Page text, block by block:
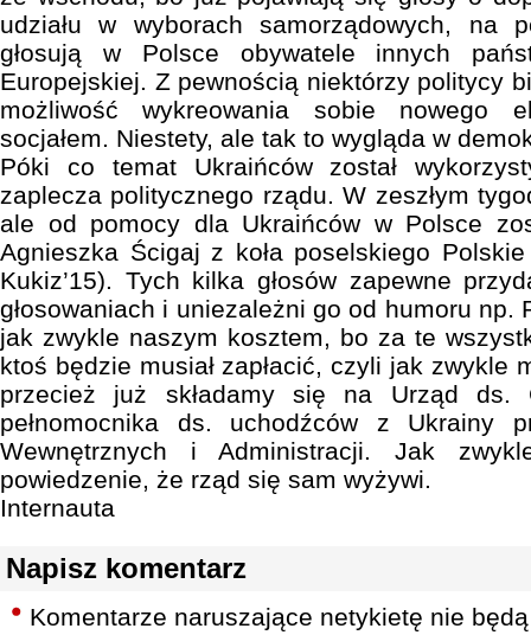
udziału w wyborach samorządowych, na
głosują w Polsce obywatele innych
Europejskiej. Z pewnością niektórzy politycy
możliwość wykreowania sobie nowego
socjałem. Niestety, ale tak to wygląda w
Póki co temat Ukraińców został
zaplecza politycznego rządu. W zeszłym
ale od pomocy dla Ukraińców w Polsce
Agnieszka Ścigaj z koła poselskiego
Kukiz’15). Tych kilka głosów zapewne
głosowaniach i uniezależni go od humoru np.
jak zwykle naszym kosztem, bo za te
ktoś będzie musiał zapłacić, czyli jak zwykle
przecież już składamy się na Urząd ds.
pełnomocnika ds. uchodźców z Ukrainy
Wewnętrznych i Administracji. Jak
powiedzenie, że rząd się sam wyżywi.
Internauta
Napisz komentarz
Komentarze naruszające netykietę nie